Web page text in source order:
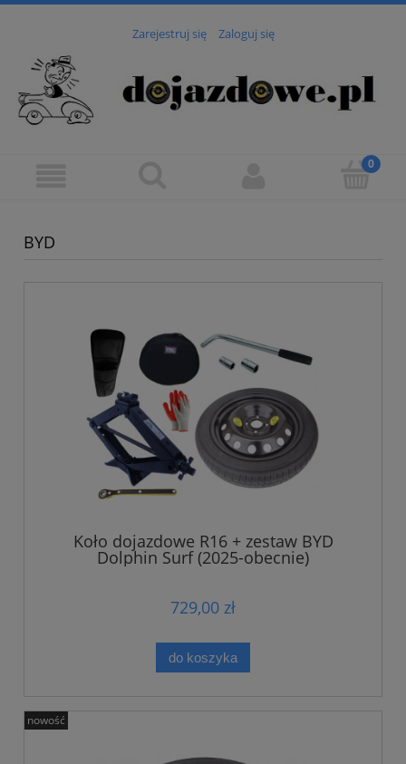
Zarejestruj się Zaloguj się
BYD
Koło dojazdowe R16 + zestaw BYD
Dolphin Surf (2025-obecnie)
729,00 zł
do koszyka
nowość